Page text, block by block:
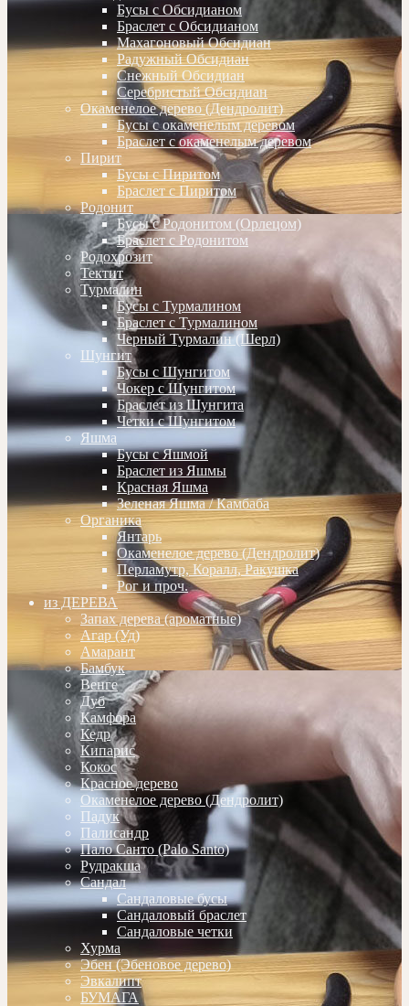
Бусы с Обсидианом
Браслет с Обсидианом
Махагоновый Обсидиан
Радужный Обсидиан
Снежный Обсидиан
Серебристый Обсидиан
Окаменелое дерево (Дендролит)
Бусы с окаменелым деревом
Браслет с окаменелым деревом
Пирит
Бусы с Пиритом
Браслет с Пиритом
Родонит
Бусы с Родонитом (Орлецом)
Браслет с Родонитом
Родохрозит
Тектит
Турмалин
Бусы с Турмалином
Браслет с Турмалином
Черный Турмалин (Шерл)
Шунгит
Бусы с Шунгитом
Чокер с Шунгитом
Браслет из Шунгита
Четки с Шунгитом
Яшма
Бусы с Яшмой
Браслет из Яшмы
Красная Яшма
Зеленая Яшма / Камбаба
Органика
Янтарь
Окаменелое дерево (Дендролит)
Перламутр, Коралл, Ракушка
Рог и проч.
из ДЕРЕВА
Запах дерева (ароматные)
Агар (Уд)
Амарант
Бамбук
Венге
Дуб
Камфора
Кедр
Кипарис
Кокос
Красное дерево
Окаменелое дерево (Дендролит)
Падук
Палисандр
Пало Санто (Palo Santo)
Рудракша
Сандал
Сандаловые бусы
Сандаловый браслет
Сандаловые четки
Хурма
Эбен (Эбеновое дерево)
Эвкалипт
БУМАГА